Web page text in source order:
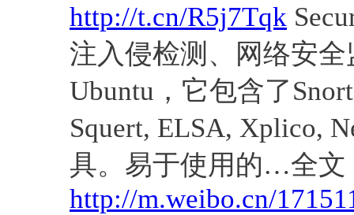
http://t.cn/R5j7Tqk
注入侵检测、网络安
Ubuntu，它包含了
Squert, ELSA, Xplico,
具。易于使用的…全文
http://m.weibo.cn/